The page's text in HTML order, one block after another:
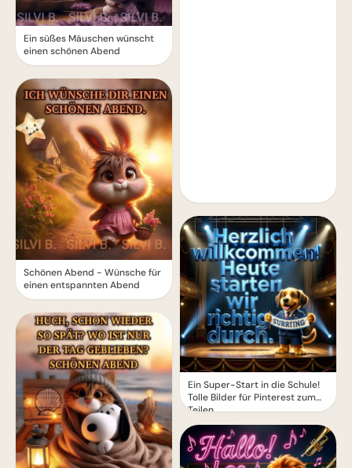
Ein süßes Mäuschen wünscht
einen schönen Abend
Schönen Abend - Wünsche für
einen entspannten Abend
Ein Super-Start in die Schule!
Tolle Bilder für Pinterest zum
Teilen.